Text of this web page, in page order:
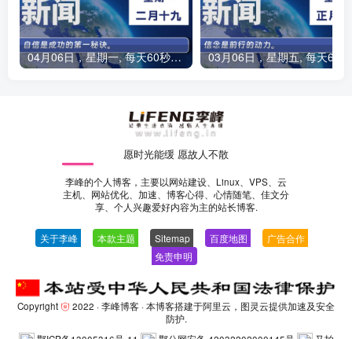
04月06日，星期一, 每天60秒读懂全世界！
愿时光能缓 愿故人不散
李峰的个人博客，主要以网站建设、Linux、VPS、云
主机、网站优化、加速、博客心得、心情随笔、佳文分
享、个人兴趣爱好内容为主的站长博客.
关于李峰 本款主题 Sitemap 百度地图 广告合作
免责申明
Copyright 2022 ·李峰博客· 本博客搭建于阿里云，图灵云提供加速及安全
防护.